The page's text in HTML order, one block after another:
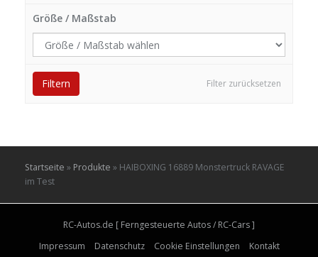
Größe / Maßstab
Filter zurücksetzen
Filtern
Startseite » Produkte » HAIBOXING 16889 Monstertruck RAVAGE
im Test
RC-Autos.de [ Ferngesteuerte Autos / RC-Cars ]
Impressum
Datenschutz Cookie Einstellungen Kontakt